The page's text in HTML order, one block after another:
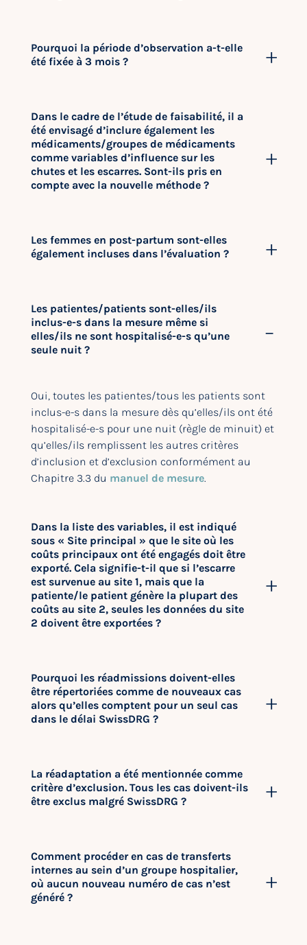
Pourquoi la période d’observation a-t-elle
été fixée à 3 mois ?
Dans le cadre de l’étude de faisabilité, il a
été envisagé d’inclure également les
médicaments/groupes de médicaments
comme variables d’influence sur les
chutes et les escarres. Sont-ils pris en
compte avec la nouvelle méthode ?
Les femmes en post-partum sont-elles
également incluses dans l’évaluation ?
Les patientes/patients sont-elles/ils
inclus-e-s dans la mesure même si
elles/ils ne sont hospitalisé-e-s qu’une
seule nuit ?
Oui, toutes les patientes/tous les patients sont
inclus-e-s dans la mesure dès qu’elles/ils ont été
hospitalisé-e-s pour une nuit (règle de minuit) et
qu’elles/ils remplissent les autres critères
d’inclusion et d’exclusion conformément au
Chapitre 3.3 du manuel de mesure.
Dans la liste des variables, il est indiqué
sous « Site principal » que le site où les
coûts principaux ont été engagés doit être
exporté. Cela signifie-t-il que si l’escarre
est survenue au site 1, mais que la
patiente/le patient génère la plupart des
coûts au site 2, seules les données du site
2 doivent être exportées ?
Pourquoi les réadmissions doivent-elles
être répertoriées comme de nouveaux cas
alors qu’elles comptent pour un seul cas
dans le délai SwissDRG ?
La réadaptation a été mentionnée comme
critère d’exclusion. Tous les cas doivent-ils
être exclus malgré SwissDRG ?
Comment procéder en cas de transferts
internes au sein d’un groupe hospitalier,
où aucun nouveau numéro de cas n’est
généré ?